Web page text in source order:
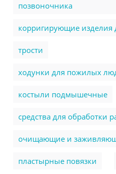
позвоночника
корригирующие изделия
трости
ходунки для пожилых
костыли подмышечные
cредства для обработки
очищающие и
пластырные повязки